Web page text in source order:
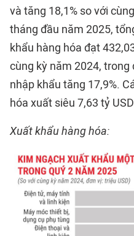
và tăng 18,1% so với
tháng đầu năm 2025,
khẩu hàng hóa đạt
cùng kỳ năm 2024, trong
nhập khẩu tăng 17,9%.
hóa xuất siêu 7,63 tỷ
Xuất khẩu hàng hóa: